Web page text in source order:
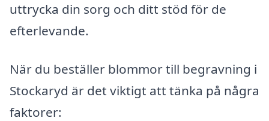
uttrycka din sorg och ditt stöd för de
efterlevande.
När du beställer blommor till begravning i
Stockaryd är det viktigt att tänka på några
faktorer: